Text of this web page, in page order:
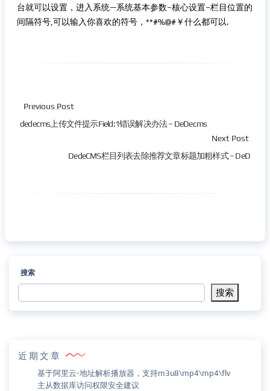
台就可以设置，进入系统—系统基本参数–核心设置–栏目位置的
间隔符号,可以输入你喜欢的符号，**#%@#￥什么都可以.
Previous Post
dedecms上传文件提示Field:1错误解决办法 – DeDecms
Next Post
DedeCMS栏目列表去除推荐文章标题加粗样式 – DeD
搜索
搜索
近期文章
基于阿里云-地址解析播放器，支持m3u8\mp4\mp4\flv
主从数据库访问权限安全建议